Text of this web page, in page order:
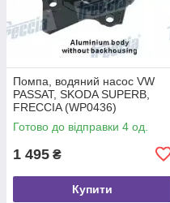
Помпа, водяний насос VW
PASSAT, SKODA SUPERB,
FRECCIA (WP0436)
Готово до відправки 4 од.
1 495 ₴
Купити